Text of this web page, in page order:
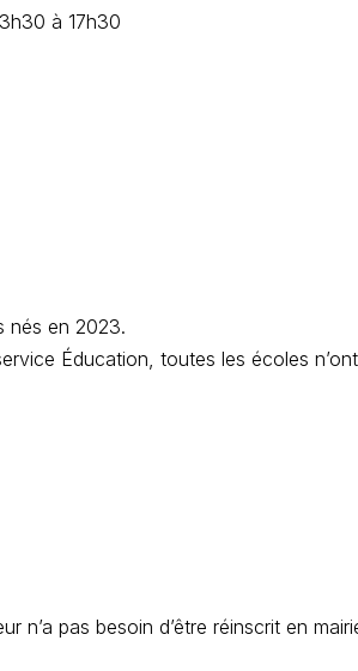
à 17h30
nés en 2023.
Éducation, toutes les écoles
n’a pas besoin d’être réinscrit en